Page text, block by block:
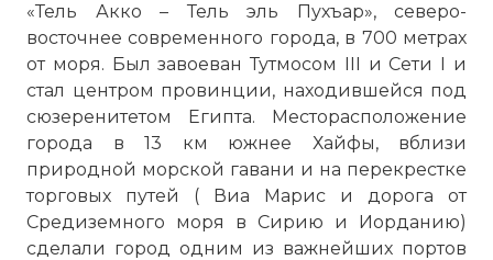
«Тель Акко – Тель эль Пухъар», северо-
восточнее современного города, в 700 метрах
от моря. Был завоеван Тутмосом III и Сети I и
стал центром провинции, находившейся под
сюзеренитетом Египта. Месторасположение
города в 13 км южнее Хайфы, вблизи
природной морской гавани и на перекрестке
торговых путей ( Виа Марис и дорога от
Средиземного моря в Сирию и Иорданию)
сделали город одним из важнейших портов